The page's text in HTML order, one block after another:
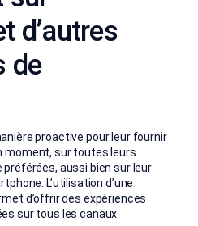
d’autres
de
proactive pour leur fournir
moment, sur toutes leurs
aussi bien sur leur
L’utilisation d’une
d’offrir des expériences
sur tous les canaux.